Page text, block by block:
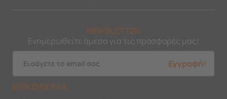
NEWSLETTER
Ενημερωθείτε άμεσα για τις προσφορές μας!
Εγγραφή
ΕΠΙΚΟΙΝΩΝΙΑ